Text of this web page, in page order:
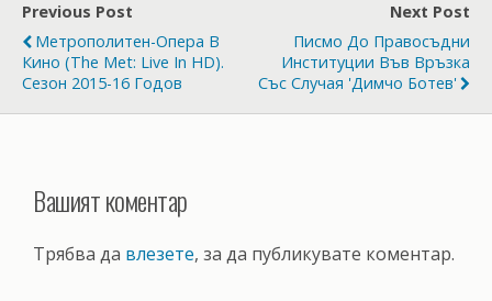
Previous Post
Метрополитен-Опера В
Кино (The Met: Live In HD).
Сезон 2015-16 Годов
Next Post
Писмо До Правосъдни
Институции Във Връзка
Със Случая 'Димчо Ботев'
Вашият коментар
Трябва да влезете, за да публикувате коментар.